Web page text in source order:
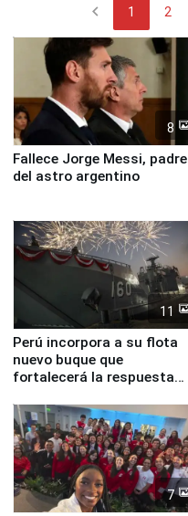
chevron_left 1 2
8
Fallece Jorge Messi, padre
del astro argentino
11
Perú incorpora a su flota
nuevo buque que
fortalecerá la respuesta
7